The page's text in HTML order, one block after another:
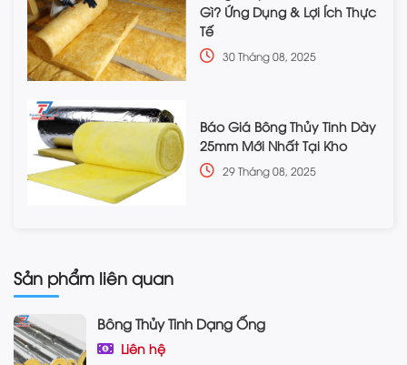
Gì? Ứng Dụng & Lợi Ích Thực
Tế
30 Tháng 08, 2025
Báo Giá Bông Thủy Tinh Dày
25mm Mới Nhất Tại Kho
29 Tháng 08, 2025
Sản phẩm liên quan
Bông Thủy Tinh Dạng Ống
Liên hệ